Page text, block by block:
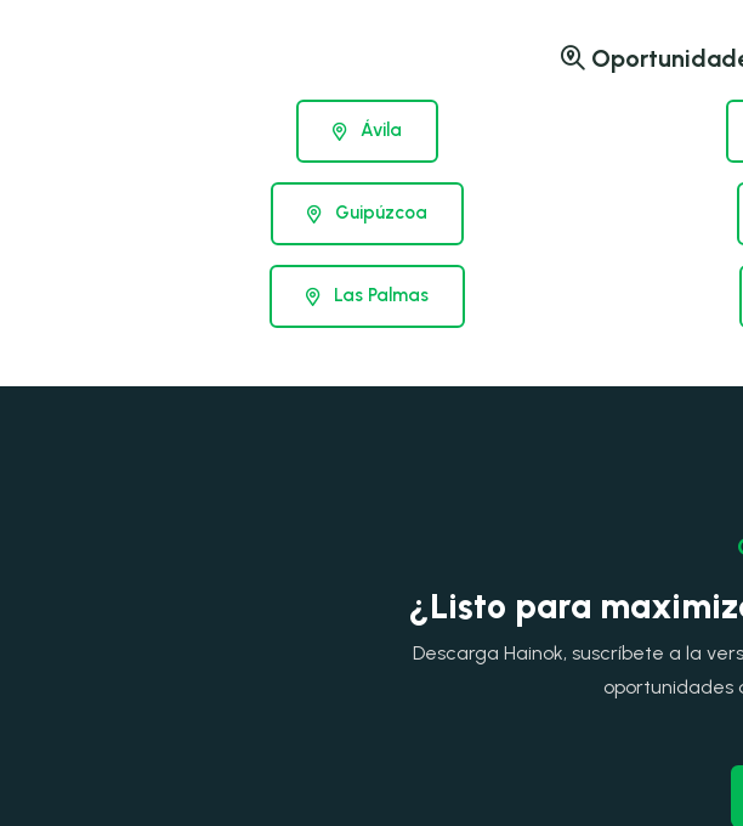
Ávila
Guipúzcoa
Las Palmas
¿Listo para
Descarga Hainok, suscríbete a la
oportunidades